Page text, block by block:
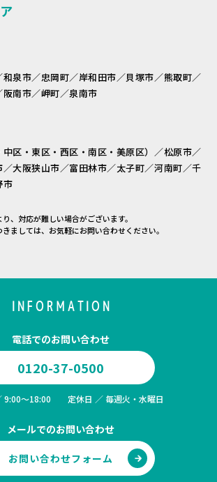
泉市／忠岡町／岸和田市／貝塚市／熊取町／
南市／岬町／泉南市
区・東区・西区・南区・美原区）／松原市／
大阪狭山市／富田林市／太子町／河南町／千
市
、対応が難しい場合がございます。
ましては、お気軽にお問い合わせください。
INFORMATION
電話でのお問い合わせ
0120-37-0500
9:00～18:00 定休日 ／ 毎週火・水曜日
メールでのお問い合わせ
お問い合わせフォーム